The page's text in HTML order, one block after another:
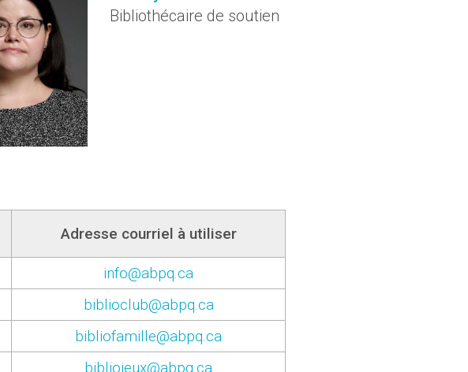
Bibliothécaire de soutien
Adresse courriel à utiliser
info@abpq.ca
biblioclub@abpq.ca
bibliofamille@abpq.ca
bibliojeux@abpq.ca